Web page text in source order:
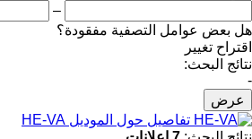
–
هل بعض عوامل التصفية مفقودة؟
اقتراح تغيير
نتائج البحث:
-
عرض
تفاصيل حول الموديل HE-VA